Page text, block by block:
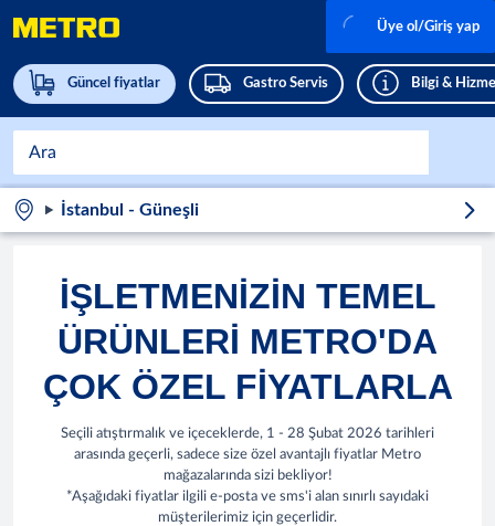
Güncel fiyatlar Gastro Servis Bilgi &
Üye ol/Giriş yap
İstanbul - Güneşli
IŞLETMENIZIN TEMEL
ÜRÜNLERI METRO'DA
ÇOK ÖZEL FIYATLARLA
Seçili atıştırmalık ve içeceklerde, 1 - 28 Şubat 2026 tarihleri
arasında geçerli, sadece size özel avantajlı fiyatlar Metro
mağazalarında sizi bekliyor!
*Aşağıdaki fiyatlar ilgili e-posta ve sms'i alan sınırlı sayıdaki
müşterilerimiz için geçerlidir.